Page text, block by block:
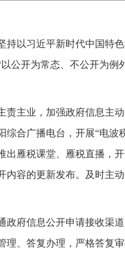
持以习近平新时代中国特
公开为常态、不公开为
责主业，加强政府信息主
合广播电台，开展“电
出雁税课堂、雁税直播，
内容的更新发布。及时主
政府信息公开申请接收渠
理、答复办理，严格答复